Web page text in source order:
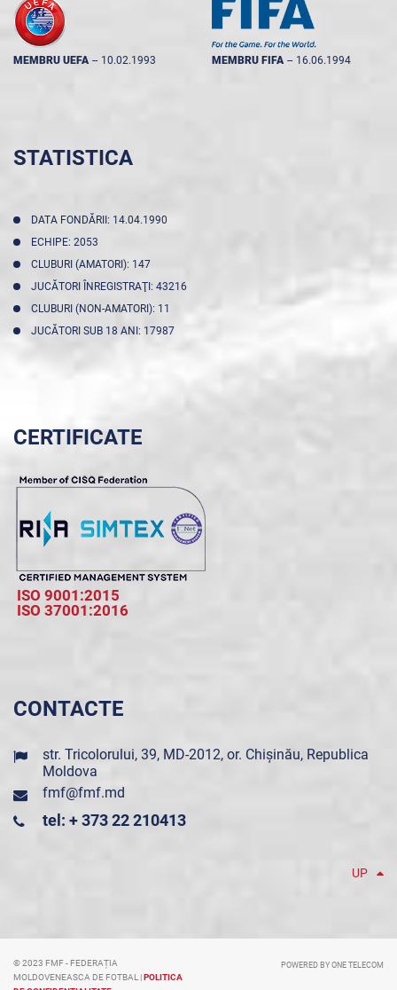
MEMBRU UEFA -- 10.02.1993 MEMBRU FIFA -- 16.06.1994
STATISTICA
DATA FONDĂRII: 14.04.1990
ECHIPE: 2053
CLUBURI (AMATORI): 147
JUCĂTORI ÎNREGISTRAŢI: 43216
CLUBURI (NON-AMATORI): 11
JUCĂTORI SUB 18 ANI: 17987
CERTIFICATE
ISO 9001:2015
ISO 37001:2016
CONTACTE
str. Tricolorului, 39, MD-2012, or. Chișinău, Republica
Moldova
fmf@fmf.md
tel: + 373 22 210413
UP
© 2023 FMF - FEDERAȚIA
MOLDOVENEASCA DE FOTBAL |POLITICA
POWERED BY ONE TELECOM